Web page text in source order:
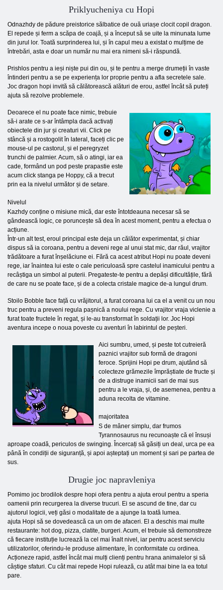
Priklyucheniya cu Hopi
Odnazhdy de pădure preistorice sălbatice de ouă uriașe clocit copil dragon.
El repede și ferm a scăpa de coajă, și a început să se uite la minunata lume
din jurul lor. Toată surprinderea lui, și în capul meu a existat o mulțime de
întrebări, asta e doar un număr nu mai era nimeni să-i răspundă.
Prishlos pentru a ieși niște pui din ou, și te pentru a merge drumeții în vaste
întinderi pentru a se pe experiența lor proprie pentru a afla secretele sale.
Joc dragon hopi invită să călătorească alături de erou, astfel încât să puteți
ajuta să rezolve problemele.
Deoarece el nu poate face nimic, trebuie
să-i arate ce s-ar întâmpla dacă activați
obiectele din jur și creaturi vii. Click pe
stâncă și a rostogolit în lateral, faceți clic pe
mouse-ul pe castorul, și el peregryzet
trunchi de palmier. Acum, să o atingi, iar ea
cade, formând un pod peste prapastie este
acum click stanga pe Hoppy, că a trecut
prin ea la nivelul următor și de setare.
Nivelul
Kazhdy conține o misiune mică, dar este întotdeauna necesar să se
gândească logic, ce poruncește să dea în acest moment, pentru a efectua o
acțiune.
Într-un alt test, eroul principal este deja un călător experimentat, și chiar
dispus să ia coroana, pentru a deveni rege al unui stat mic, dar răul, vrajitor
trădătoare a furat înșelăciune ei. Fără ca acest atribut Hopi nu poate deveni
rege, iar înaintea lui este o cale periculoasă spre castelul inamicului pentru a
recâștiga un simbol al puterii. Pregateste-te pentru a depăși dificultățile, fără
de care nu se poate face, și de a colecta cristale magice de-a lungul drum.
Stoilo Bobble face față cu vrăjitorul, a furat coroana lui ca el a venit cu un nou
truc pentru a preveni regula pașnică a noului rege. Cu vrajitor vraja viclenie a
furat toate fructele în regat, și le-au transformat în soldații lor. Joc Hopi
aventura incepe o noua poveste cu aventuri în labirintul de peșteri.
Aici sumbru, umed, și peste tot cutreieră
paznici vrajitor sub formă de dragoni
feroce. Sprijini Hopi pe drum, ajutând să
colecteze grămezile împrăștiate de fructe și
de a distruge inamicii sari de mai sus
pentru a le vraja, și, de asemenea, pentru a
aduna recolta de vitamine.
majoritatea
S de mâner simplu, dar frumos
Tyrannosaurus nu recunoaște că el însuși
aproape coadă, periculos de swinging. Încercați să găsiți un deal, urca pe ea
până în condiții de siguranță, și apoi așteptați un moment și sari pe partea de
sus.
Drugie joc napravleniya
Pomimo joc brodilok despre hopi ofera pentru a ajuta eroul pentru a speria
oamenii prin recurgerea la diverse trucuri. Ei se ascund de tine, dar cu
ajutorul logicii, veți găsi o modalitate de a ajunge la toată lumea.
ajuta Hopi să se dovedească ca un om de afaceri. El a deschis mai multe
restaurante: hot dog, pizza, clatite, burgeri. Acum, el trebuie să demonstreze
că fiecare instituție lucrează la cel mai înalt nivel, iar pentru acest serviciu
utilizatorilor, oferindu-le produse alimentare, în conformitate cu ordinea.
Acționeze rapid, astfel încât mai mulți clienți pentru hrana animalelor și să
câștige sfaturi. Cu cât mai repede Hopi rulează, cu atât mai bine la ea totul
pare.